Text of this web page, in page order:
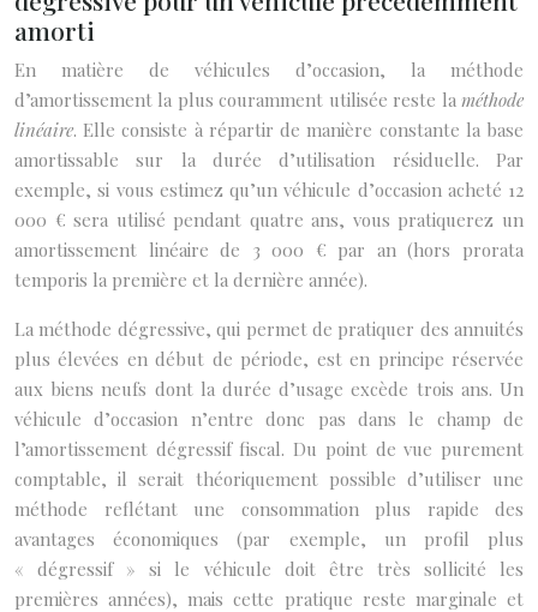
amorti
En matière de véhicules d’occasion, la méthode
d’amortissement la plus couramment utilisée reste la méthode
linéaire. Elle consiste à répartir de manière constante la base
amortissable sur la durée d’utilisation résiduelle. Par
exemple, si vous estimez qu’un véhicule d’occasion acheté 12
000 € sera utilisé pendant quatre ans, vous pratiquerez un
amortissement linéaire de 3 000 € par an (hors prorata
temporis la première et la dernière année).
La méthode dégressive, qui permet de pratiquer des annuités
plus élevées en début de période, est en principe réservée
aux biens neufs dont la durée d’usage excède trois ans. Un
véhicule d’occasion n’entre donc pas dans le champ de
l’amortissement dégressif fiscal. Du point de vue purement
comptable, il serait théoriquement possible d’utiliser une
méthode reflétant une consommation plus rapide des
avantages économiques (par exemple, un profil plus
« dégressif » si le véhicule doit être très sollicité les
premières années), mais cette pratique reste marginale et